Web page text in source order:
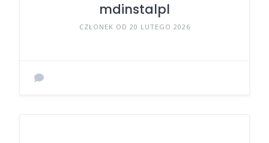
mdinstalpl
CZŁONEK OD 20 LUTEGO 2026